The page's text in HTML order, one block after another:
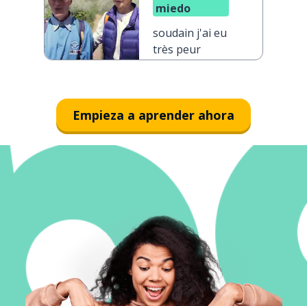
miedo
soudain j'ai eu
très peur
Empieza a aprender ahora